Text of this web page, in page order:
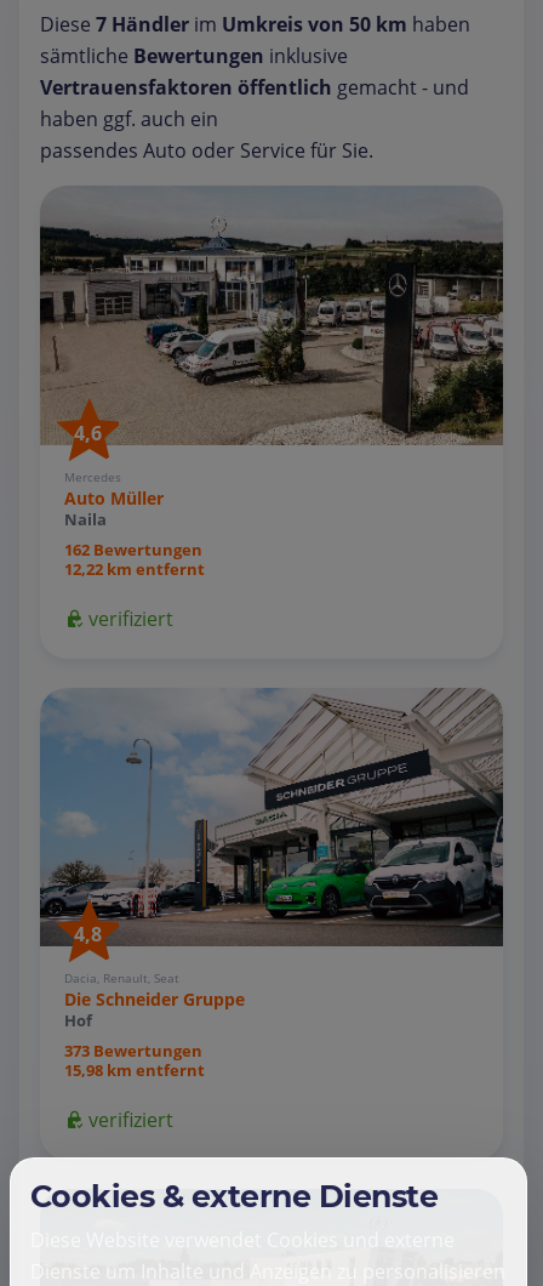
Diese 7 Händler im Umkreis von 50 km haben
sämtliche Bewertungen inklusive
Vertrauensfaktoren öffentlich gemacht - und
haben ggf. auch ein
passendes Auto oder Service für Sie.
4,6
Mercedes
Auto Müller
Naila
162 Bewertungen
12,22 km entfernt
verifiziert
4,8
Dacia, Renault, Seat
Die Schneider Gruppe
Hof
373 Bewertungen
15,98 km entfernt
verifiziert
Cookies & externe Dienste
Dienste um Inhalte und Anzeigen zu personalisieren